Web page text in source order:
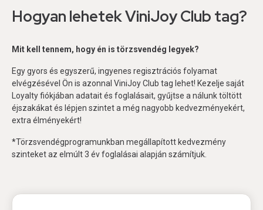
Hogyan lehetek ViniJoy Club tag?
Mit kell tennem, hogy én is törzsvendég legyek?
Egy gyors és egyszerű, ingyenes regisztrációs folyamat
elvégzésével Ön is azonnal ViniJoy Club tag lehet! Kezelje saját
Loyalty fiókjában adatait és foglalásait, gyűjtse a nálunk töltött
éjszakákat és lépjen szintet a még nagyobb kedvezményekért,
extra élményekért!
*Törzsvendégprogramunkban megállapított kedvezmény
szinteket az elmúlt 3 év foglalásai alapján számítjuk.